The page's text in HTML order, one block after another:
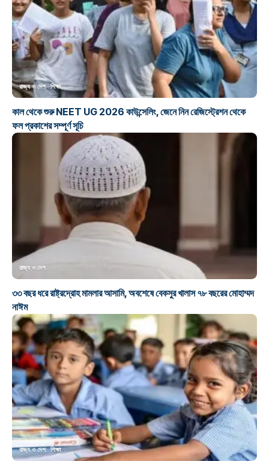
রাজ্য ও দেশ শিক্ষা
কাল থেকে শুরু NEET UG 2026 কাউন্সেলিং, জেনে নিন রেজিস্ট্রেশন থেকে
ফল প্রকাশের সম্পূর্ণ সূচি
রাজ্য ও দেশ
৩৩ বছর ধরে রাষ্ট্রদ্রোহ মামলার আসামি, অবশেষে বেকসুর খালাস ৭৮ বছরের মোহাম্মদ
নাঈম
রাজ্য ও দেশ শিক্ষা